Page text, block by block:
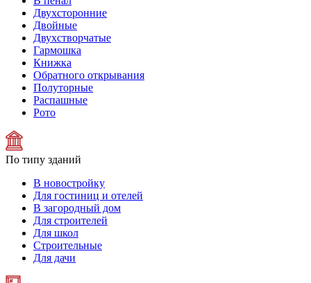
Двухсторонние
Двойные
Двухстворчатые
Гармошка
Книжка
Обратного открывания
Полуторные
Распашные
Рото
По типу зданий
В новостройку
Для гостиниц и отелей
В загородный дом
Для строителей
Для школ
Строительные
Для дачи